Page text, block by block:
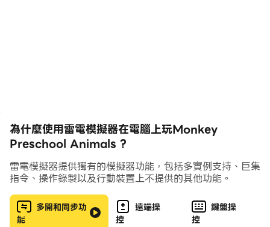
，直觀的孩子友好的設計
- 無廣告！
為什麼使用雷電模擬器在電腦上玩Monkey
Preschool Animals ?
雷電模擬器提供獨有的模擬器功能，包括多實例支持、巨集
指令、操作錄製以及行動裝置上不提供的其他功能。
多開和同步功
能
遠端操
控
鍵盤操
控